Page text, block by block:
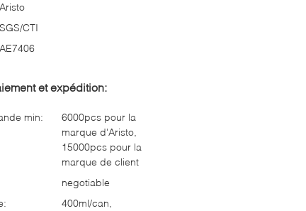
Aristo
SGS/CTI
AE7406
et expédition:
min:
6000pcs pour la
marque d'Aristo,
15000pcs pour la
marque de client
negotiable
400ml/can,